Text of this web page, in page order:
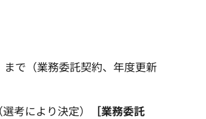
で（業務委託契約、年度更新
考により決定）
［業務委託